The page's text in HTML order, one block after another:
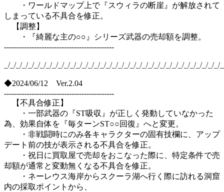
・ワールドマップ上で『スウィラの断崖』が解放されて
しまっている不具合を修正。
【調整】
・『綺麗な主の○○』シリーズ武器の売却額を調整。
--------------------------------------------
_/_/_/_/_/_/_/_/_/_/_/_/_/_/_/_/_/_/_/_/_/_/_/_/_/_/_/_/_/_/_/_/_/_/_/
◆2024/06/12 Ver.2.04
--------------------------------------------
【不具合修正】
・一部武器の『ST吸収』が正しく発動していなかった
為、効果自体を『毎ターンST○○回復』へと変更。
・非戦闘時にのみ各キャラクターの固有技欄に、アップ
デート前の技が表示される不具合を修正。
・祝日に買取屋で売却をおこなった際に、特定条件で売
却額が通常と変動無くなる不具合を修正。
・ネーレウス海岸からスクーラ湖へ行く際に訪れる洞窟
内の採取ポイントから、